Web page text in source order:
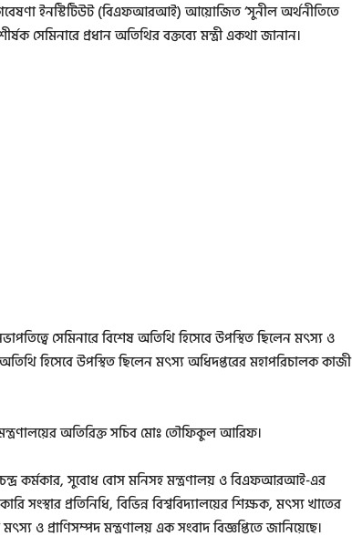
গবেষণা ইনস্টিটিউট (বিএফআরআই) আয়োজিত ‘সুনীল অর্থনীতিতে
সেমিনারে প্রধান অতিথির বক্তব্যে মন্ত্রী একথা জানান।
সেমিনারে বিশেষ অতিথি হিসেবে উপস্থিত ছিলেন মৎস্য ও
হিসেবে উপস্থিত ছিলেন মৎস্য অধিদপ্তরের মহাপরিচালক কাজী
মন্ত্রণালয়ের অতিরিক্ত সচিব মোঃ তৌফিকুল আরিফ।
চন্দ্র কর্মকার, সুবোধ বোস মনিসহ মন্ত্রণালয় ও বিএফআরআই-এর
সংস্থার প্রতিনিধি, বিভিন্ন বিশ্ববিদ্যালয়ের শিক্ষক, মৎস্য খাতের
ও প্রাণিসম্পদ মন্ত্রণালয় এক সংবাদ বিজ্ঞপ্তিতে জানিয়েছে।